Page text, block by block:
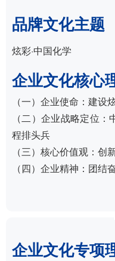
品牌文化主题
炫彩·中国化学
企业文化核心
（一）企业使命：建
（二）企业战略定位
程排头兵
（三）核心价值观
（四）企业精神：团
企业文化专项